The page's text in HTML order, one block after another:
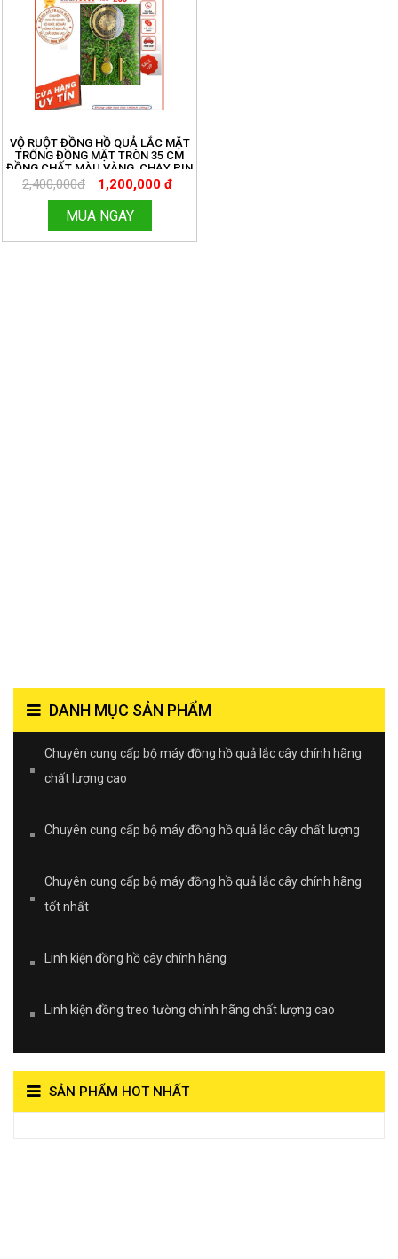
VỘ RUỘT ĐỒNG HỒ QUẢ LẮC MẶT
TRỐNG ĐỒNG MẶT TRÒN 35 CM
ĐỒNG CHẤT MÀU VÀNG, CHẠY PIN
TIỂU ĐƠN GIẢN. MIỄN SHIP TOÀN
QUỐC. ĐỒNG HỒ THANH HÙNG.
2,400,000đ 1,200,000 đ
MUA NGAY
DANH MỤC SẢN PHẨM
Chuyên cung cấp bộ máy đồng hồ quả lắc cây chính hãng
chất lượng cao
Chuyên cung cấp bộ máy đồng hồ quả lắc cây chất lượng
Chuyên cung cấp bộ máy đồng hồ quả lắc cây chính hãng
tốt nhất
Linh kiện đồng hồ cây chính hãng
Linh kiện đồng treo tường chính hãng chất lượng cao
SẢN PHẨM HOT NHẤT